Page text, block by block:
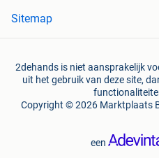
Sitemap
2dehands is niet aansprakelijk
uit het gebruik van deze site,
Copyright © 2026 Marktplaats
een